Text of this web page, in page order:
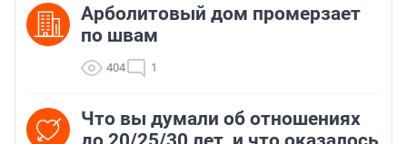
Арболитовый дом промерзает
по швам
404 1
Что вы думали об отношениях